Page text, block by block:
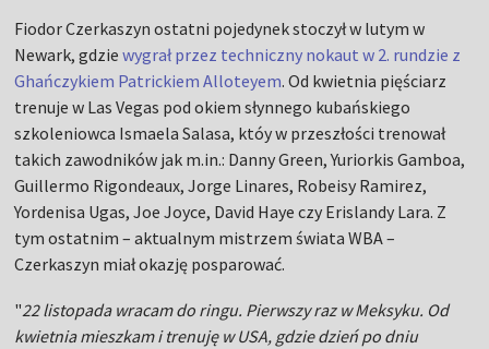
Fiodor Czerkaszyn ostatni pojedynek stoczył w lutym w
Newark, gdziewygrał przez techniczny nokaut w 2. rundzie z
Ghańczykiem Patrickiem Alloteyem. Od kwietnia pięściarz
trenuje w Las Vegas pod okiem słynnego kubańskiego
szkoleniowca Ismaela Salasa, któy w przeszłości trenował
takich zawodników jak m.in.: Danny Green, Yuriorkis Gamboa,
Guillermo Rigondeaux, Jorge Linares, Robeisy Ramirez,
Yordenisa Ugas, Joe Joyce, David Haye czy Erislandy Lara. Z
tym ostatnim – aktualnym mistrzem świata WBA –
Czerkaszyn miał okazję posparować.
"22 listopada wracam do ringu. Pierwszy raz w Meksyku. Od
kwietnia mieszkam i trenuję w USA, gdzie dzień po dniu